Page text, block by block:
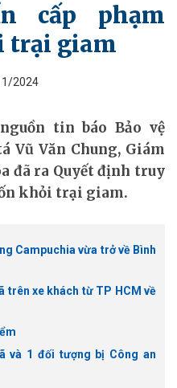
cấp phạm
trại giam
2024
tin báo Bảo vệ
Vũ Văn Chung, Giám
đã ra Quyết định truy
khỏi trại giam.
Campuchia vừa trở về Bình
trên xe khách từ TP HCM về
và 1 đối tượng bị Công an